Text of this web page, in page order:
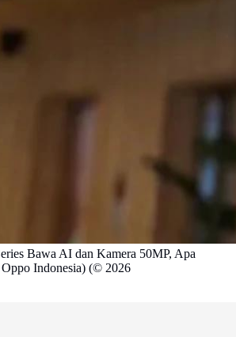
Bawa AI dan Kamera 50MP, Apa
Indonesia) (© 2026